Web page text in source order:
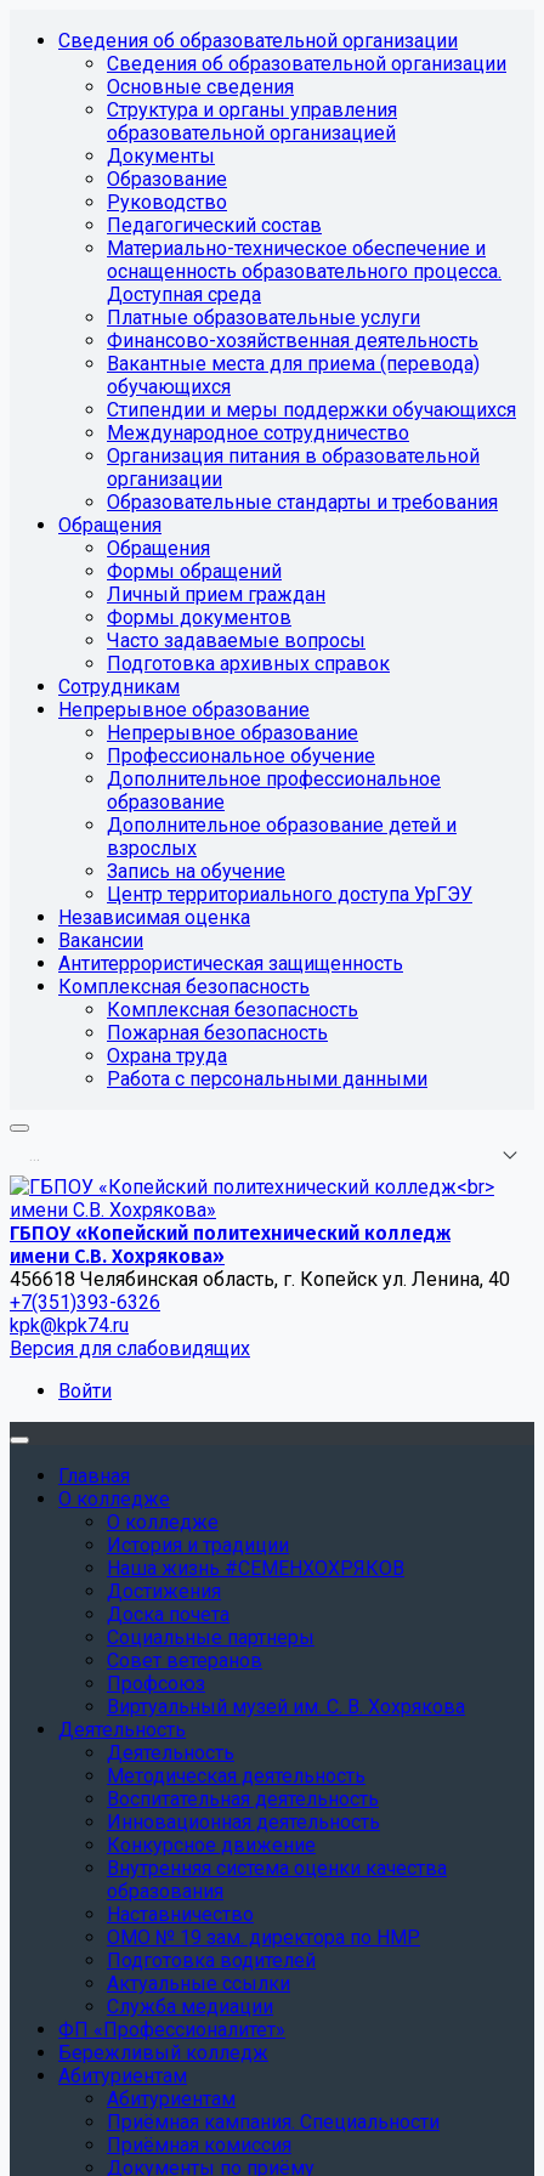
Сведения об образовательной организации
Сведения об образовательной организации
Основные сведения
Структура и органы управления
образовательной организацией
Документы
Образование
Руководство
Педагогический состав
Материально-техническое обеспечение и
оснащенность образовательного процесса.
Доступная среда
Платные образовательные услуги
Финансово-хозяйственная деятельность
Вакантные места для приема (перевода)
обучающихся
Стипендии и меры поддержки обучающихся
Международное сотрудничество
Организация питания в образовательной
организации
Образовательные стандарты и требования
Обращения
Обращения
Формы обращений
Личный прием граждан
Формы документов
Часто задаваемые вопросы
Подготовка архивных справок
Сотрудникам
Непрерывное образование
Непрерывное образование
Профессиональное обучение
Дополнительное профессиональное
образование
Дополнительное образование детей и
взрослых
Запись на обучение
Центр территориального доступа УрГЭУ
Независимая оценка
Вакансии
Антитеррористическая защищенность
Комплексная безопасность
Комплексная безопасность
Пожарная безопасность
Охрана труда
Работа с персональными данными
...
ГБПОУ «Копейский политехнический колледж
имени С.В. Хохрякова»
456618 Челябинская область, г. Копейск ул. Ленина, 40
+7(351)393-6326
kpk@kpk74.ru
Версия для слабовидящих
Войти
Главная
О колледже
О колледже
История и традиции
Наша жизнь #СЕМЕНХОХРЯКОВ
Достижения
Доска почета
Социальные партнеры
Совет ветеранов
Профсоюз
Виртуальный музей им. С. В. Хохрякова
Деятельность
Деятельность
Методическая деятельность
Воспитательная деятельность
Инновационная деятельность
Конкурсное движение
Внутренняя система оценки качества
образования
Наставничество
ОМО № 19 зам. директора по НМР
Подготовка водителей
Актуальные ссылки
Служба медиации
ФП «Профессионалитет»
Бережливый колледж
Абитуриентам
Абитуриентам
Приёмная кампания. Специальности
Приёмная комиссия
Документы по приёму